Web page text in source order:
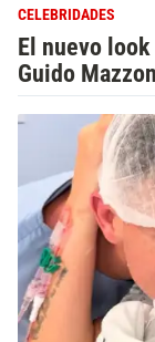
CELEBRIDADES
El nuevo
Guido